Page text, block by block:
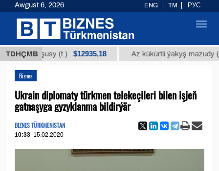
TDHÇMB
turşusy (t.) $12935,18 Az kükürtli ýakyş mazudy (t.)
Biznes
Ukrain diplomaty türkmen telekeçileri bilen işjeň
gatnaşyga gyzyklanma bildirýär
BIZNES TÜRKMENISTAN
10:33 15.02.2020
Awgust 6, 2026 ENG TM РУС